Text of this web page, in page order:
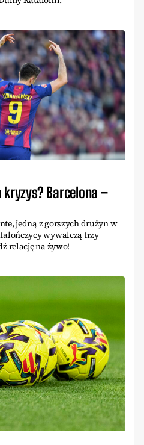
kryzys? Barcelona –
jedną z gorszych drużyn w
wywalczą trzy
relację na żywo!